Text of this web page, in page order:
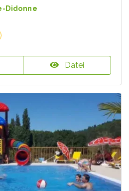
Didonne
Datei